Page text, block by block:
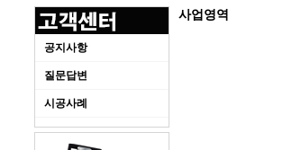
공지사항
질문답변
시공사례
사업영역